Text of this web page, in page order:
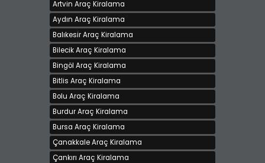
GARANTİ Rent A Car Kiralık Volkswagen Golf 7
Kiralama bedeli 850 TL
İstanbul - Avrupa, Avcılar
Artvin Araç Kiralama
Aydın Araç Kiralama
Balıkesir Araç Kiralama
Bilecik Araç Kiralama
Bingöl Araç Kiralama
Bitlis Araç Kiralama
Bolu Araç Kiralama
Burdur Araç Kiralama
Bursa Araç Kiralama
Çanakkale Araç Kiralama
Çankırı Araç Kiralama